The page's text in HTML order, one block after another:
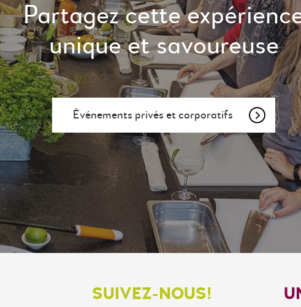
Partagez cette
unique et savoureuse
Événements privés et corporatifs
SUIVEZ-NOUS!